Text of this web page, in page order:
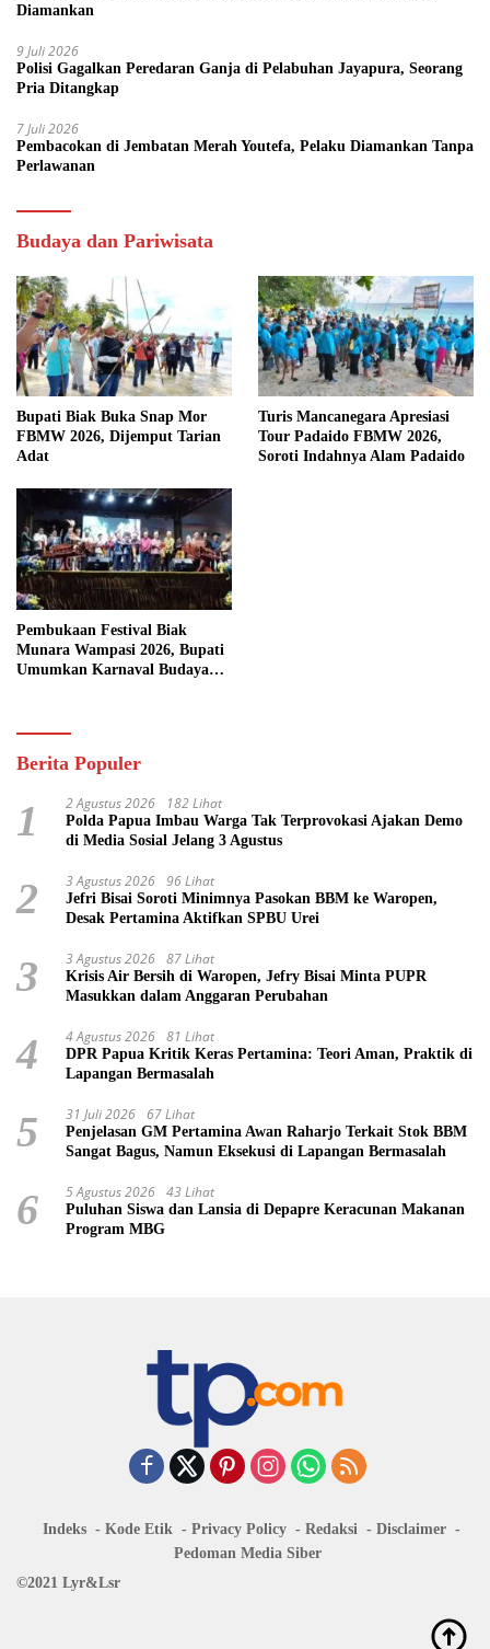
Diamankan
9 Juli 2026
Polisi Gagalkan Peredaran Ganja di Pelabuhan Jayapura, Seorang
Pria Ditangkap
7 Juli 2026
Pembacokan di Jembatan Merah Youtefa, Pelaku Diamankan Tanpa
Perlawanan
Budaya dan Pariwisata
Bupati Biak Buka Snap Mor
FBMW 2026, Dijemput Tarian
Adat
Turis Mancanegara Apresiasi
Tour Padaido FBMW 2026,
Soroti Indahnya Alam Padaido
Pembukaan Festival Biak
Munara Wampasi 2026, Bupati
Umumkan Karnaval Budaya
Berita Populer
1 2 Agustus 2026 182 Lihat
Polda Papua Imbau Warga Tak Terprovokasi Ajakan Demo
di Media Sosial Jelang 3 Agustus
2 3 Agustus 2026 96 Lihat
Jefri Bisai Soroti Minimnya Pasokan BBM ke Waropen,
Desak Pertamina Aktifkan SPBU Urei
3 3 Agustus 2026 87 Lihat
Krisis Air Bersih di Waropen, Jefry Bisai Minta PUPR
Masukkan dalam Anggaran Perubahan
4 4 Agustus 2026 81 Lihat
DPR Papua Kritik Keras Pertamina: Teori Aman, Praktik di
Lapangan Bermasalah
5 31 Juli 2026 67 Lihat
Penjelasan GM Pertamina Awan Raharjo Terkait Stok BBM
Sangat Bagus, Namun Eksekusi di Lapangan Bermasalah
6 5 Agustus 2026 43 Lihat
Puluhan Siswa dan Lansia di Depapre Keracunan Makanan
Program MBG
Indeks Kode Etik Privacy Policy Redaksi
Disclaimer
Pedoman Media Siber
©2021 Lyr&Lsr